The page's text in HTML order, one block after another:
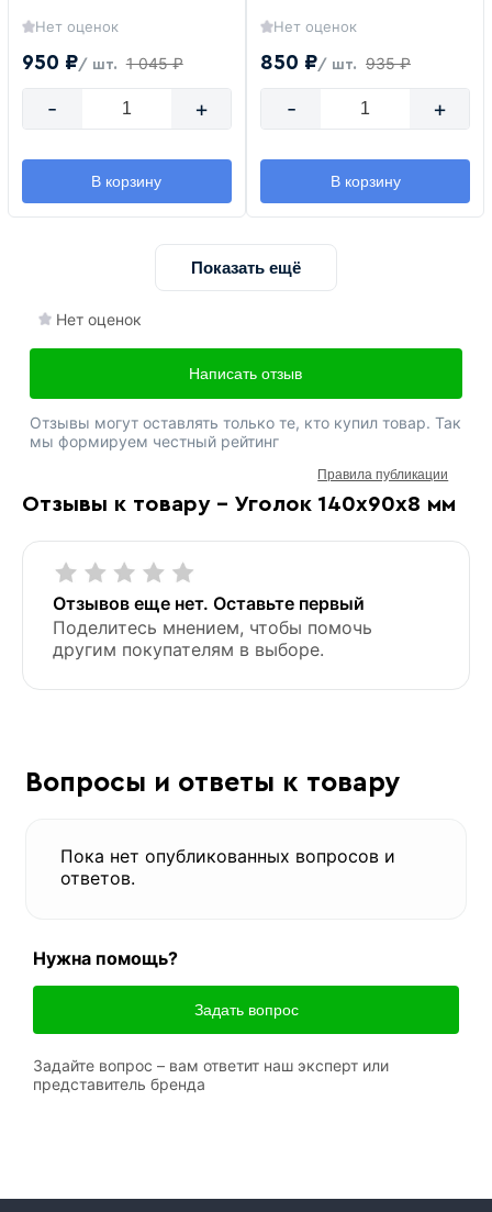
Нет оценок
950 ₽/ шт. 1 045 ₽
- +
В корзину
Нет оценок
850 ₽/ шт. 935 ₽
- +
В корзину
Показать ещё
Отзывы к товару - Уголок 140х90х8 мм
Отзывов еще нет. Оставьте первый
Поделитесь мнением, чтобы помочь
другим покупателям в выборе.
Нет оценок
Написать отзыв
Отзывы могут оставлять только те, кто купил товар. Так
мы формируем честный рейтинг
Правила публикации
Вопросы и ответы к товару
Пока нет опубликованных вопросов и
ответов.
Нужна помощь?
Задать вопрос
Задайте вопрос – вам ответит наш эксперт или
представитель бренда